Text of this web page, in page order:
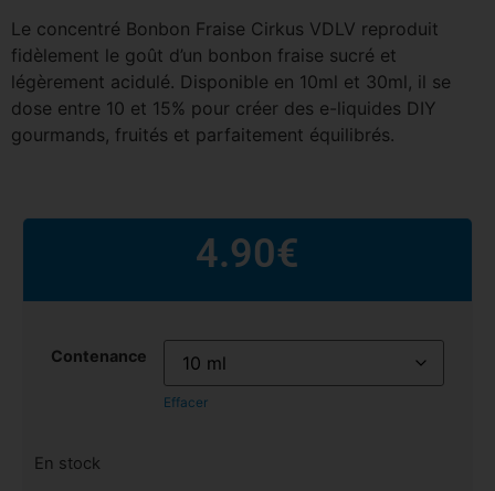
Le concentré Bonbon Fraise Cirkus VDLV reproduit
fidèlement le goût d’un bonbon fraise sucré et
légèrement acidulé. Disponible en 10ml et 30ml, il se
dose entre 10 et 15% pour créer des e-liquides DIY
gourmands, fruités et parfaitement équilibrés.
4.90€
Contenance
Effacer
En stock